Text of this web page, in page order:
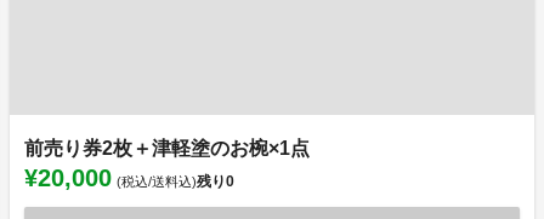
前売り券2枚＋津軽塗のお椀×1点
¥20,000 (税込/送料込)残り0